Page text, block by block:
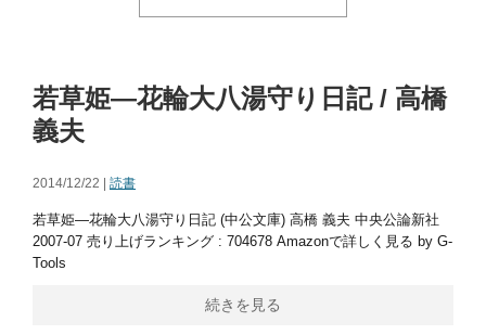
若草姫―花輪大八湯守り日記 / 高橋
義夫
2014/12/22 | 読書
若草姫―花輪大八湯守り日記 (中公文庫) 高橋 義夫 中央公論新社
2007-07 売り上げランキング : 704678 Amazonで詳しく見る by G-
Tools
続きを見る